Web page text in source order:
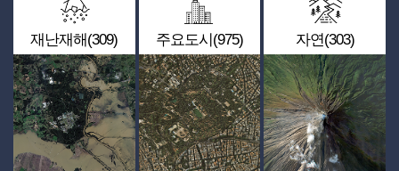
재난재해(309) 주요도시(975) 자연(303)